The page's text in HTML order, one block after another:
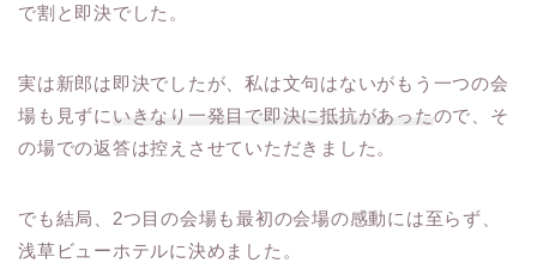
で割と即決でした。
実は新郎は即決でしたが、私は文句はないがもう一つの会
場も見ずに いきなり一発目で即決に抵抗があったので、そ
の場での返答は控えさせていただきました。
でも結局、2つ目の会場も最初の会場の感動には至らず、
浅草ビューホテルに決めました。